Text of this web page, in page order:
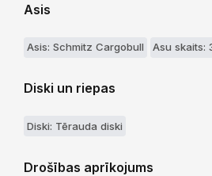
Asis
Asis: Schmitz Cargobull Asu skaits:
Diski un riepas
Diski: Tērauda diski
Drošības aprīkojums